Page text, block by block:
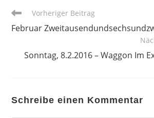
Weitere
ansehen
Vorheriger Beitrag
Februar
Sonntag, 8.2.2016 – Waggon Im
Schreibe einen Kommentar